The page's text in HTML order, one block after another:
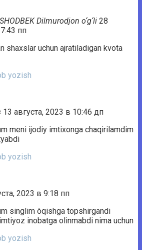
Dilmurodjon o‘g‘li 28
пп
shaxslar uchun ajratiladigan kvota
yozish
13 августа, 2023 в 10:46 дп
meni ijodiy imtixonga chaqirilamdim
yozish
2023 в 9:18 пп
singlim òqishga topshirgandi
inobatga olinmabdi nima uchun
yozish